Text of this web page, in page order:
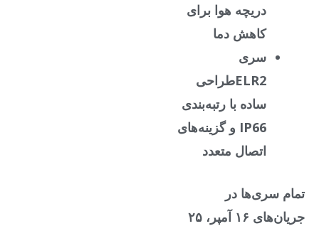
دریچه هوا برای
کاهش دما
سری
ELR2طراحی
ساده با رتبه‌بندی
IP66 و گزینه‌های
اتصال متعدد
تمام سری‌ها در
جریان‌های ۱۶ آمپر، ۲۵